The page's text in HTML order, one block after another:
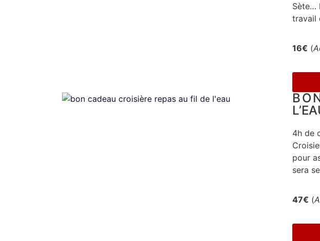
Sète…
travail
16€ (
4h de
pour
sera
47€ (